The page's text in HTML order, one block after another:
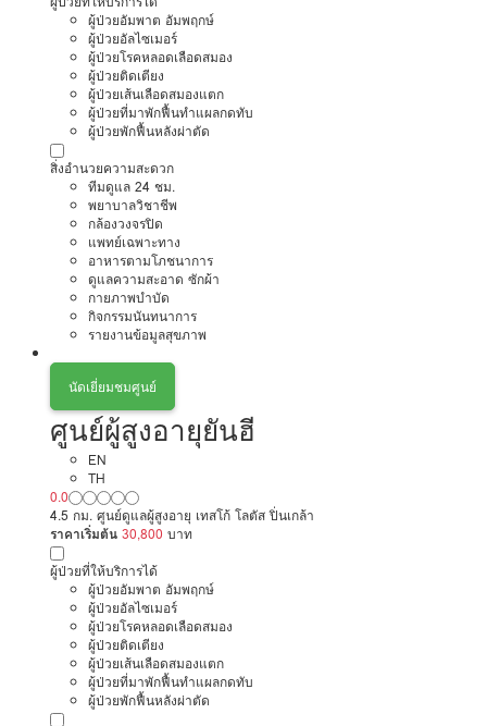
ผู้ป่วยอัมพาต อัมพฤกษ์
ผู้ป่วยอัลไซเมอร์
ผู้ป่วยโรคหลอดเลือดสมอง
ผู้ป่วยติดเตียง
ผู้ป่วยเส้นเลือดสมองแตก
ผู้ป่วยที่มาพักฟื้นทำแผลกดทับ
ผู้ป่วยพักฟื้นหลังผ่าตัด
สิ่งอำนวยความสะดวก
ทีมดูแล 24 ชม.
พยาบาลวิชาชีพ
กล้องวงจรปิด
แพทย์เฉพาะทาง
อาหารตามโภชนาการ
ดูแลความสะอาด ซักผ้า
กายภาพบำบัด
กิจกรรมนันทนาการ
รายงานข้อมูลสุขภาพ
นัดเยี่ยมชมศูนย์
ศูนย์ผู้สูงอายุยันฮี
EN
TH
0.0
4.5 กม. ศูนย์ดูแลผู้สูงอายุ เทสโก้ โลตัส ปิ่นเกล้า
ราคาเริ่มต้น 30,800 บาท
ผู้ป่วยที่ให้บริการได้
ผู้ป่วยอัมพาต อัมพฤกษ์
ผู้ป่วยอัลไซเมอร์
ผู้ป่วยโรคหลอดเลือดสมอง
ผู้ป่วยติดเตียง
ผู้ป่วยเส้นเลือดสมองแตก
ผู้ป่วยที่มาพักฟื้นทำแผลกดทับ
ผู้ป่วยพักฟื้นหลังผ่าตัด